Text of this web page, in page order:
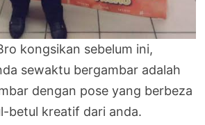
kongsikan sebelum ini,
sewaktu bergambar adalah
dengan pose yang berbeza
betul kreatif dari anda.